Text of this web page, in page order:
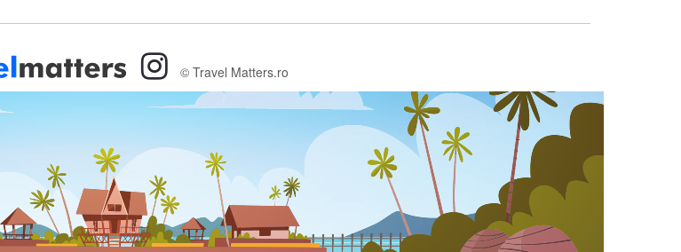
© Travel Matters.ro